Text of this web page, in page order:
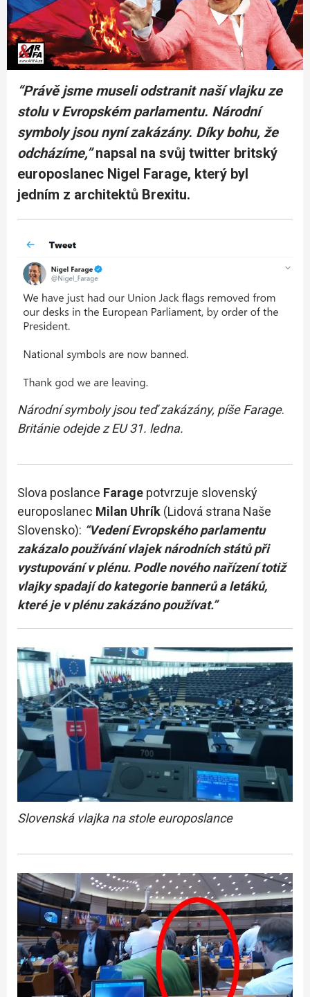
“Právě jsme museli odstranit naší vlajku ze
stolu v Evropském parlamentu. Národní
symboly jsou nyní zakázány. Díky bohu, že
odcházíme,”napsal na svůj twitter britský
europoslanec Nigel Farage, který byl
jedním z architektů Brexitu.
Národní symboly jsou teď zakázány, píše Farage.
Británie odejde z EU 31. ledna.
Slova poslance Farage potvrzuje slovenský
europoslanec Milan Uhrík (Lidová strana Naše
Slovensko): “Vedení Evropského parlamentu
zakázalo používání vlajek národních států při
vystupování v plénu. Podle nového nařízení totiž
vlajky spadají do kategorie bannerů a letáků,
které je v plénu zakázáno používat.”
Slovenská vlajka na stole europoslance